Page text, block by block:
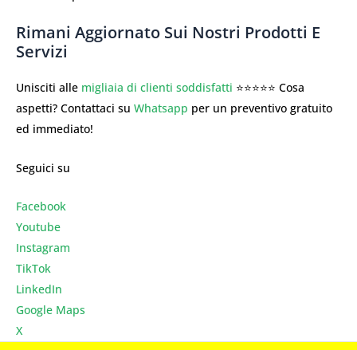
Rimani Aggiornato Sui Nostri Prodotti E
Servizi
Unisciti alle migliaia di clienti soddisfatti ⭐⭐⭐⭐⭐ Cosa
aspetti? Contattaci su Whatsapp per un preventivo gratuito
ed immediato!
Seguici su
Facebook
Youtube
Instagram
TikTok
LinkedIn
Google Maps
X